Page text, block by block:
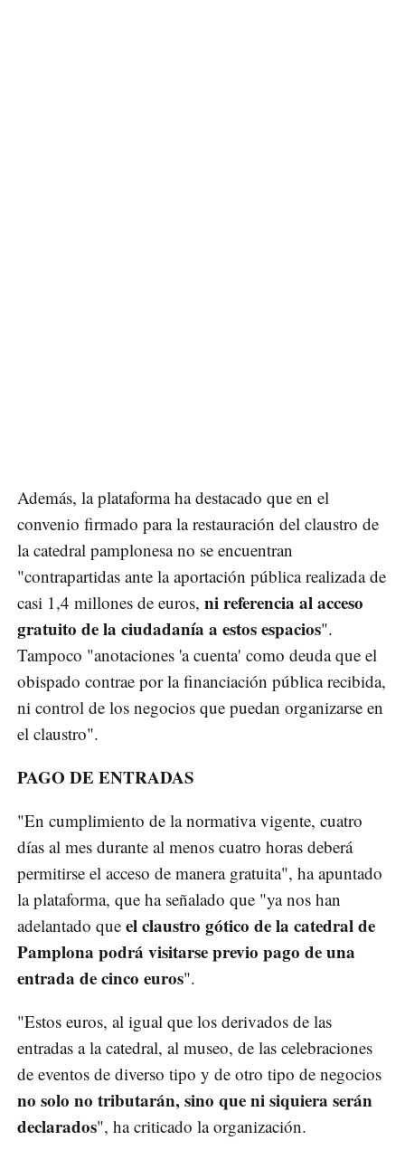
Además, la plataforma ha destacado que en el
convenio firmado para la restauración del claustro de
la catedral pamplonesa no se encuentran
"contrapartidas ante la aportación pública realizada de
casi 1,4 millones de euros, ni referencia al acceso
gratuito de la ciudadanía a estos espacios".
Tampoco "anotaciones 'a cuenta' como deuda que el
obispado contrae por la financiación pública recibida,
ni control de los negocios que puedan organizarse en
el claustro".
PAGO DE ENTRADAS
"En cumplimiento de la normativa vigente, cuatro
días al mes durante al menos cuatro horas deberá
permitirse el acceso de manera gratuita", ha apuntado
la plataforma, que ha señalado que "ya nos han
adelantado que el claustro gótico de la catedral de
Pamplona podrá visitarse previo pago de una
entrada de cinco euros".
"Estos euros, al igual que los derivados de las
entradas a la catedral, al museo, de las celebraciones
de eventos de diverso tipo y de otro tipo de negocios
no solo no tributarán, sino que ni siquiera serán
declarados", ha criticado la organización.